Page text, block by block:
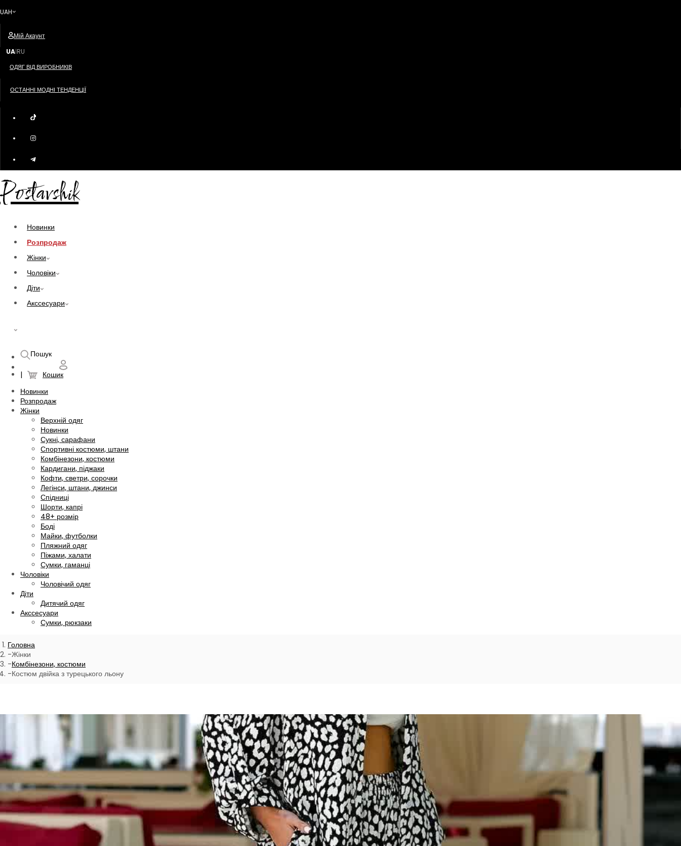
UAH
Мій Акаунт
UA|RU
ОДЯГ ВІД ВИРОБНИКІВ
ОСТАННІ МОДНІ ТЕНДЕНЦІЇ
Postavshik
Новинки
Розпродаж
Жінки
Чоловіки
Діти
Акссесуари
Пошук
Кошик
Новинки
Розпродаж
Жінки
Верхній одяг
Новинки
Сукні, сарафани
Спортивні костюми, штани
Комбінезони, костюми
Кардигани, піджаки
Кофти, светри, сорочки
Легінси, штани, джинси
Спідниці
Шорти, капрі
48+ розмір
Боді
Майки, футболки
Пляжний одяг
Піжами, халати
Сумки, гаманці
Чоловіки
Чоловічий одяг
Діти
Дитячий одяг
Акссесуари
Сумки, рюкзаки
Головна
Жінки
Комбінезони, костюми
Костюм двійка з турецького льону